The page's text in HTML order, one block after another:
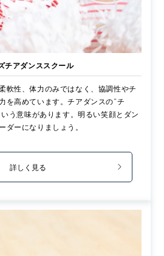
チアダンススクール
軟性、体力のみではなく、協調性やチ
を高めています。チアダンスの“チ
う意味があります。明るい笑顔とダン
ダーになりましょう。
詳しく見る